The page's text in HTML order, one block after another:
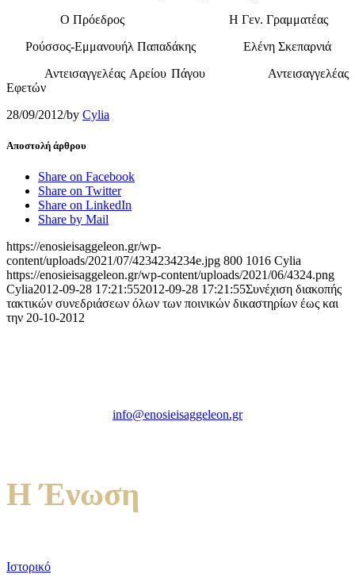
Ο Πρόεδρος Η Γεν. Γραμματέας
Ρούσσος-Εμμανουήλ Παπαδάκης Ελένη Σκεπαρνιά
Αντεισαγγελέας Αρείου Πάγου Αντεισαγγελέας
Εφετών
28/09/2012/by Cylia
Αποστολή άρθρου
Share on Facebook
Share on Twitter
Share on LinkedIn
Share by Mail
https://enosieisaggeleon.gr/wp-
content/uploads/2021/07/4234234234e.jpg 800 1016 Cylia
https://enosieisaggeleon.gr/wp-content/uploads/2021/06/4324.png
Cylia2012-09-28 17:21:552012-09-28 17:21:55Συνέχιση διακοπής
τακτικών συνεδριάσεων όλων των ποινικών δικαστηρίων έως και
την 20-10-2012
info@enosieisaggeleon.gr
Η Ένωση
Ιστορικό